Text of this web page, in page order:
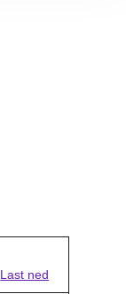
Last ned